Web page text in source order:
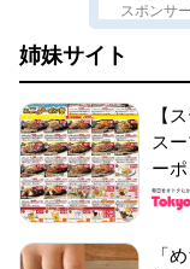
スポンサ
姉妹サイト
【
ス
ー
「